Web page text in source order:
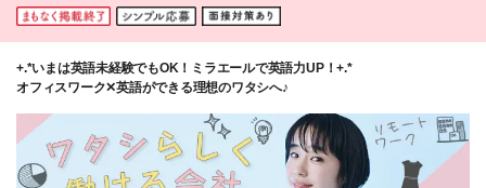
+.*いまは英語未経験でもOK！ミラエールで英語力UP！+.*
オフィスワーク✕英語ができる理想のワタシへ♪